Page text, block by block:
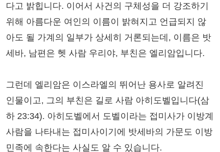
다고 밝힙니다. 이어서 사건의 구체성을 더 강조하기
위해 아름다운 여인의 이름이 밝혀지고 언급되지 않
아도 될 가계의 일부가 상세히 거론되는데, 이름은 밧
세바, 남편은 헷 사람 우리야, 부친은 엘리암입니다.
그런데 엘리암은 이스라엘의 뛰어난 용사로 알려진
인물이고, 그의 부친은 길로 사람 아히도벨입니다(삼
하 23:34). 아히도벨에서 도벨이라는 접미사가 이방계
사람을 나타내는 접미사이기에 밧세바의 가문도 이방
민족에 속한다는 사실도 알 수 있습니다.